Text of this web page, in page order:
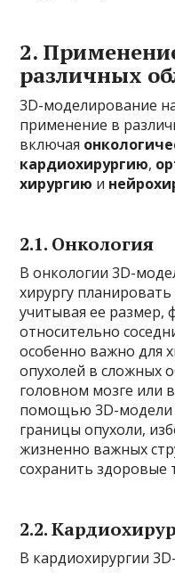
2.
различных
3D-моделирование
применение в
включая
кардиохирургию,
хирургию и
2.1. Онкология
В онкологии 3D-
хирургу
учитывая ее размер,
относительно
особенно важно для
опухолей в сложных
головном мозге или
помощью 3D-модели
границы опухоли,
жизненно важных
сохранить здоровые
2.2.
В кардиохирургии